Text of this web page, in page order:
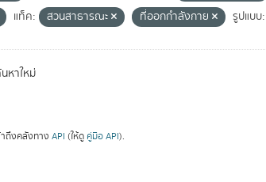
แท็ค: สวนสาธารณะ ที่ออกกำลังกาย รูปแบบ:
หาใหม่
ถึงคลังทาง API (ให้ดู คู่มือ API).